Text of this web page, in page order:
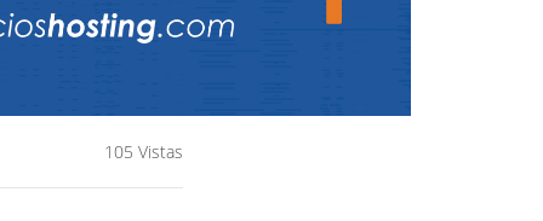
105 Vistas